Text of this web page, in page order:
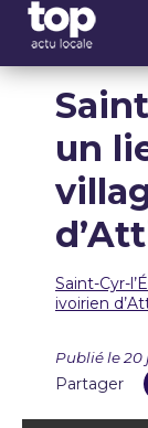
un
Saint-Cyr-
ivoirien
Publié le 20
Partager
Panneau de